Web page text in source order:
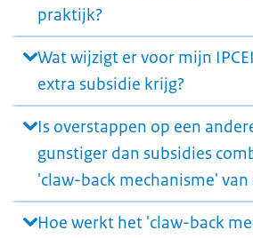
praktijk?
Wat wijzigt er voor mijn
extra subsidie krijg?
Is overstappen op een
gunstiger dan subsidies
'claw-back mechanisme' van
Hoe werkt het 'claw-back